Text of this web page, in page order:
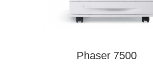
Phaser 7500